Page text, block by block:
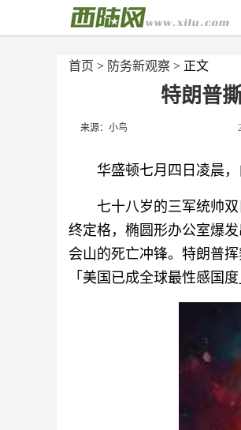
首页 > 防务新观察 > 正文
特朗普
来源：小鸟
华盛顿七月四日凌晨，
七十八岁的三军统帅
终定格，椭圆形办公室爆
会山的死亡冲锋。特朗普
「美国已成全球最性感国